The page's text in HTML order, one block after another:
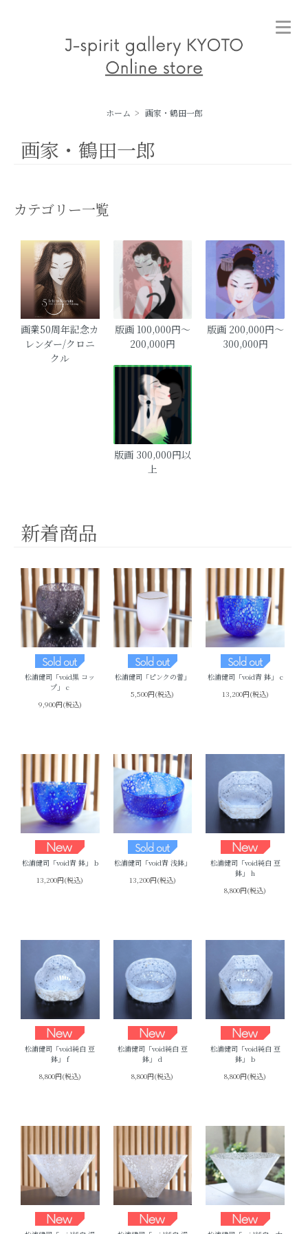
ホーム > 画家・鶴田一郎
画家・鶴田一郎
カテゴリー一覧
画業50周年記念カ
レンダー/クロニ
クル
版画 100,000円〜
200,000円
版画 200,000円〜
300,000円
版画 300,000円以
上
新着商品
松浦健司「void黒 コッ
プ」 c
9,900円(税込)
松浦健司「ピンクの蕾」
5,500円(税込)
松浦健司「void青 鉢」 c
13,200円(税込)
松浦健司「void青 鉢」 b
13,200円(税込)
松浦健司「void青 浅鉢」
13,200円(税込)
松浦健司「void純白 豆
鉢」 h
8,800円(税込)
松浦健司「void純白 豆
鉢」 f
8,800円(税込)
松浦健司「void純白 豆
鉢」 d
8,800円(税込)
松浦健司「void純白 豆
鉢」 b
8,800円(税込)